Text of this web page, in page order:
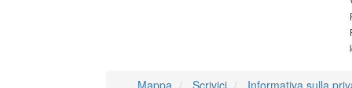
Mappa Scrivici
Informativa sulla